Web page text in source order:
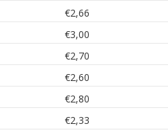
€2,66
€3,00
€2,70
€2,60
€2,80
€2,33